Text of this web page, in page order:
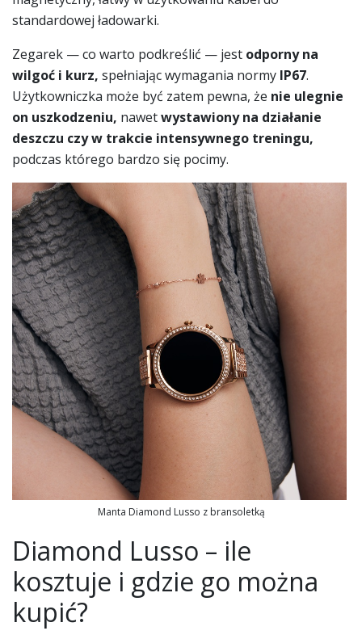
standardowej ładowarki.
Zegarek — co warto podkreślić — jest odporny na
wilgoć i kurz, spełniając wymagania normy IP67.
Użytkowniczka może być zatem pewna, że nie ulegnie
on uszkodzeniu, nawetwystawiony na działanie
deszczu czy w trakcie intensywnego treningu,
podczas którego bardzo się pocimy.
Manta Diamond Lusso z bransoletką
Diamond Lusso – ile
kosztuje i gdzie go można
kupić?